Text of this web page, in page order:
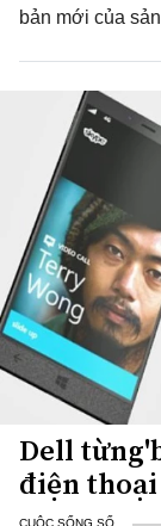
bản mới của
Dell
điện
CUỘC SỐNG SỐ